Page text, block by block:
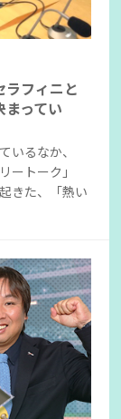
ラフィニと
ってい
いるなか、
ートーク」
きた、「熱い